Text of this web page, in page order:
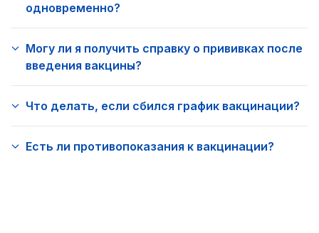
одновременно?
Могу ли я получить справку о прививках после
введения вакцины?
Что делать, если сбился график вакцинации?
Есть ли противопоказания к вакцинации?